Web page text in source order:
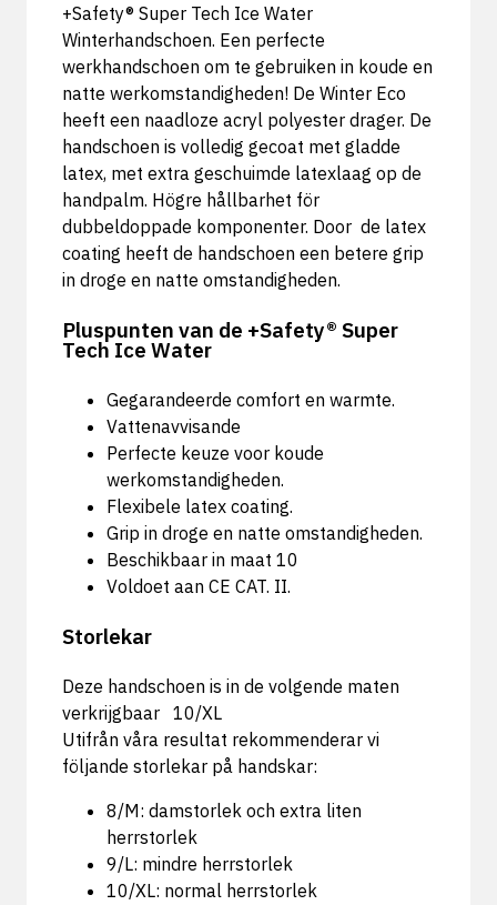
+Safety® Super Tech Ice Water
Winterhandschoen. Een perfecte
werkhandschoen om te gebruiken in koude en
natte werkomstandigheden! De Winter Eco
heeft een naadloze acryl polyester drager. De
handschoen is volledig gecoat met gladde
latex, met extra geschuimde latexlaag op de
handpalm. Högre hållbarhet för
dubbeldoppade komponenter. Door de latex
coating heeft de handschoen een betere grip
in droge en natte omstandigheden.
Pluspunten van de +Safety® Super
Tech Ice Water
Gegarandeerde comfort en warmte.
Vattenavvisande
Perfecte keuze voor koude
werkomstandigheden.
Flexibele latex coating.
Grip in droge en natte omstandigheden.
Beschikbaar in maat 10
Voldoet aan CE CAT. II.
Storlekar
Deze handschoen is in de volgende maten
verkrijgbaar 10/XL
Utifrån våra resultat rekommenderar vi
följande storlekar på handskar:
8/M: damstorlek och extra liten
herrstorlek
9/L: mindre herrstorlek
10/XL: normal herrstorlek